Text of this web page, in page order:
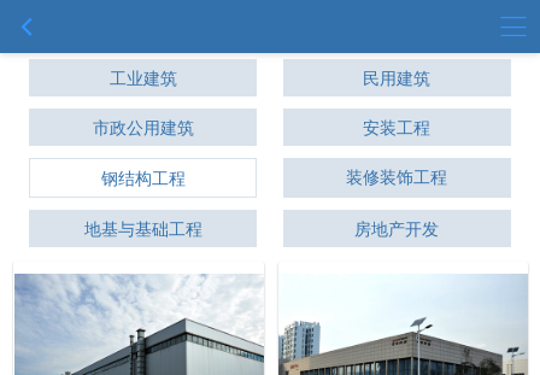
工业建筑 民用建筑
市政公用建筑 安装工程
钢结构工程 装修装饰工程
地基与基础工程 房地产开发